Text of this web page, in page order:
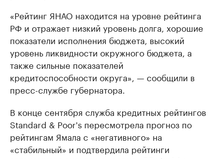
«Рейтинг ЯНАО находится на уровне рейтинга
РФ и отражает низкий уровень долга, хорошие
показатели исполнения бюджета, высокий
уровень ликвидности окружного бюджета, а
также сильные показателей
кредитоспособности округа», — сообщили в
пресс-службе губернатора.
В конце сентября служба кредитных рейтингов
Standard & Poor's пересмотрела прогноз по
рейтингам Ямала с «негативного» на
«стабильный» и подтвердила рейтинги